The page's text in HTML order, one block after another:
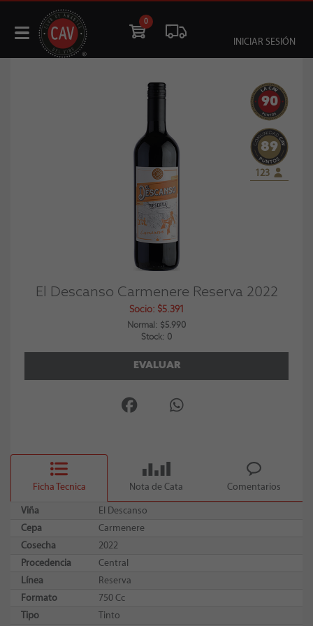
0
INICIAR SESIÓN
90
89
123
El Descanso Carmenere Reserva 2022
Socio: $5.391
Normal: $5.990
Stock: 0
EVALUAR
Ficha Tecnica Nota de Cata Comentarios
Viña
El Descanso
Cepa
Carmenere
Cosecha
2022
Procedencia
Central
Línea
Reserva
Formato
750 Cc
Tipo
Tinto